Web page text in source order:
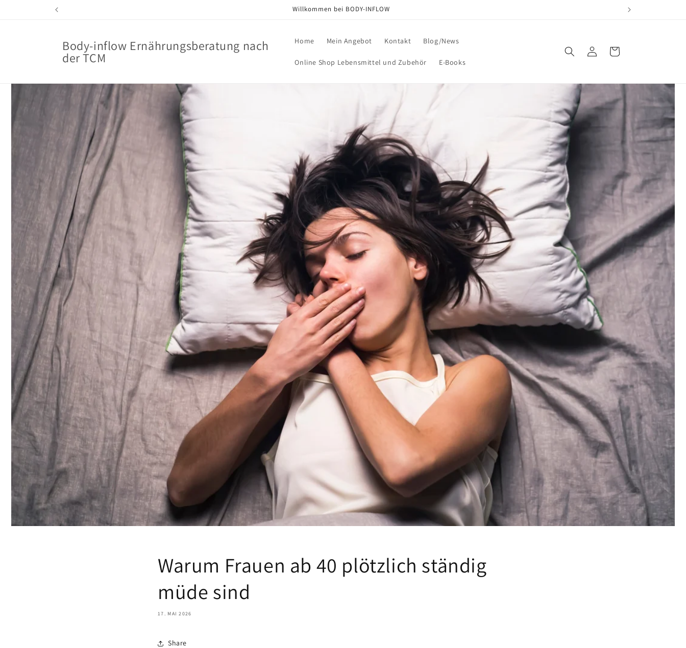
Willkommen bei BODY-INFLOW
Body-inflow Ernährungsberatung nach
der TCM
Home Mein Angebot Kontakt Blog/News
Online Shop Lebensmittel und Zubehör E-Books
EinloggenWarenkorb
Warum Frauen ab 40 plötzlich ständig
müde sind
17. MAI 2026
Share